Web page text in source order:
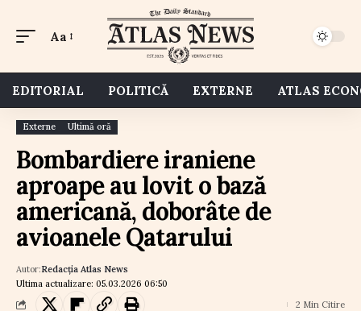
Aa
EDITORIAL POLITICĂ EXTERNE ATLAS
Externe Ultimă oră
Bombardiere iraniene
aproape au lovit o bază
americană, doborâte de
avioanele Qatarului
Ultima actualizare: 05.03.2026 06:50
Autor:Redacția Atlas News
2 Min Citire